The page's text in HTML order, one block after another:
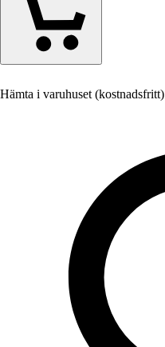
Hämta i varuhuset (kostnadsfritt)